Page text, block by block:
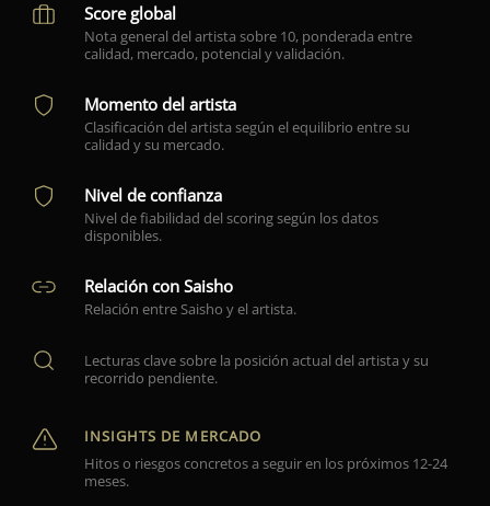
Score global
Nota general del artista sobre 10, ponderada entre
calidad, mercado, potencial y validación.
Momento del artista
Clasificación del artista según el equilibrio entre su
calidad y su mercado.
Nivel de confianza
Nivel de fiabilidad del scoring según los datos
disponibles.
Relación con Saisho
Relación entre Saisho y el artista.
Lecturas clave sobre la posición actual del artista y su
recorrido pendiente.
INSIGHTS DE MERCADO
Hitos o riesgos concretos a seguir en los próximos 12-24
meses.